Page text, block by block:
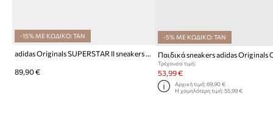
-15% ΜΕ ΚΩΔΙΚΟ: TAN
adidas Originals SUPERSTAR II sneakers παιδικά δερμάτινα
89,90 €
-5% ΜΕ ΚΩΔΙΚΟ: TAN
Τρέχουσα τιμή:
53,99 €
Αρχική τιμή: 69,90 €
Η χαμηλότερη τιμή: 55,99 €